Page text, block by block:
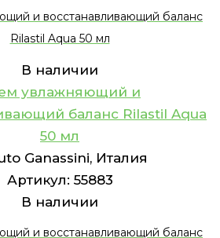
и восстанавливающий баланс
Rilastil Aqua 50 мл
В наличии
увлажняющий и
баланс Rilastil Aqua
50 мл
Ganassini, Италия
Артикул: 55883
В наличии
и восстанавливающий баланс